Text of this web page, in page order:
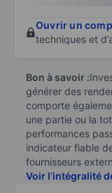
Ouvrir un
techniques et
Bon à savoir :
générer des
comporte
une partie ou la
performances
indicateur fiable
fournisseurs
Voir l’intégralité